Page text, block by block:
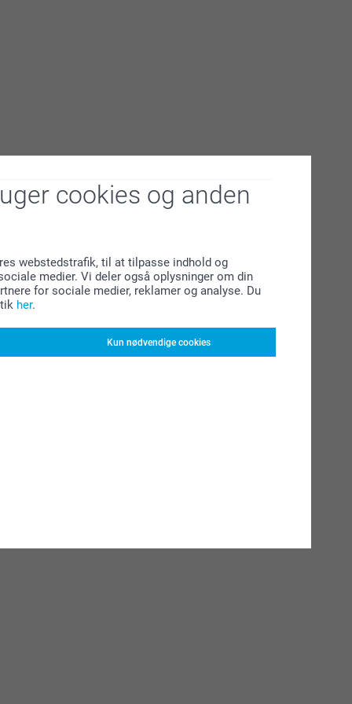
cookies og anden
webstedstrafik, til at tilpasse indhold og
medier. Vi deler også oplysninger om din
for sociale medier, reklamer og analyse. Du
her.
Kun nødvendige cookies